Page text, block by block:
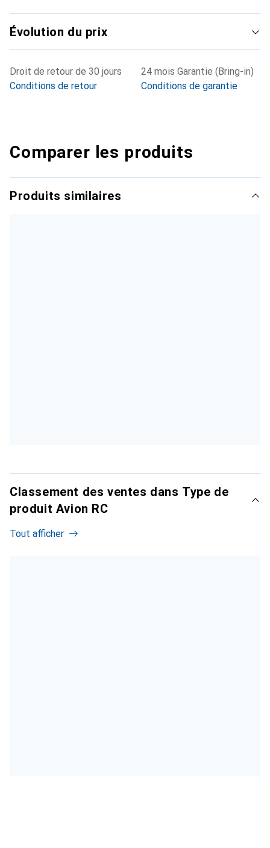
Évolution du prix
Droit de retour de 30 jours
Conditions de retour
24 mois Garantie (Bring-in)
Conditions de garantie
Comparer les produits
Produits similaires
Classement des ventes dans Type de
produit Avion RC
Tout afficher